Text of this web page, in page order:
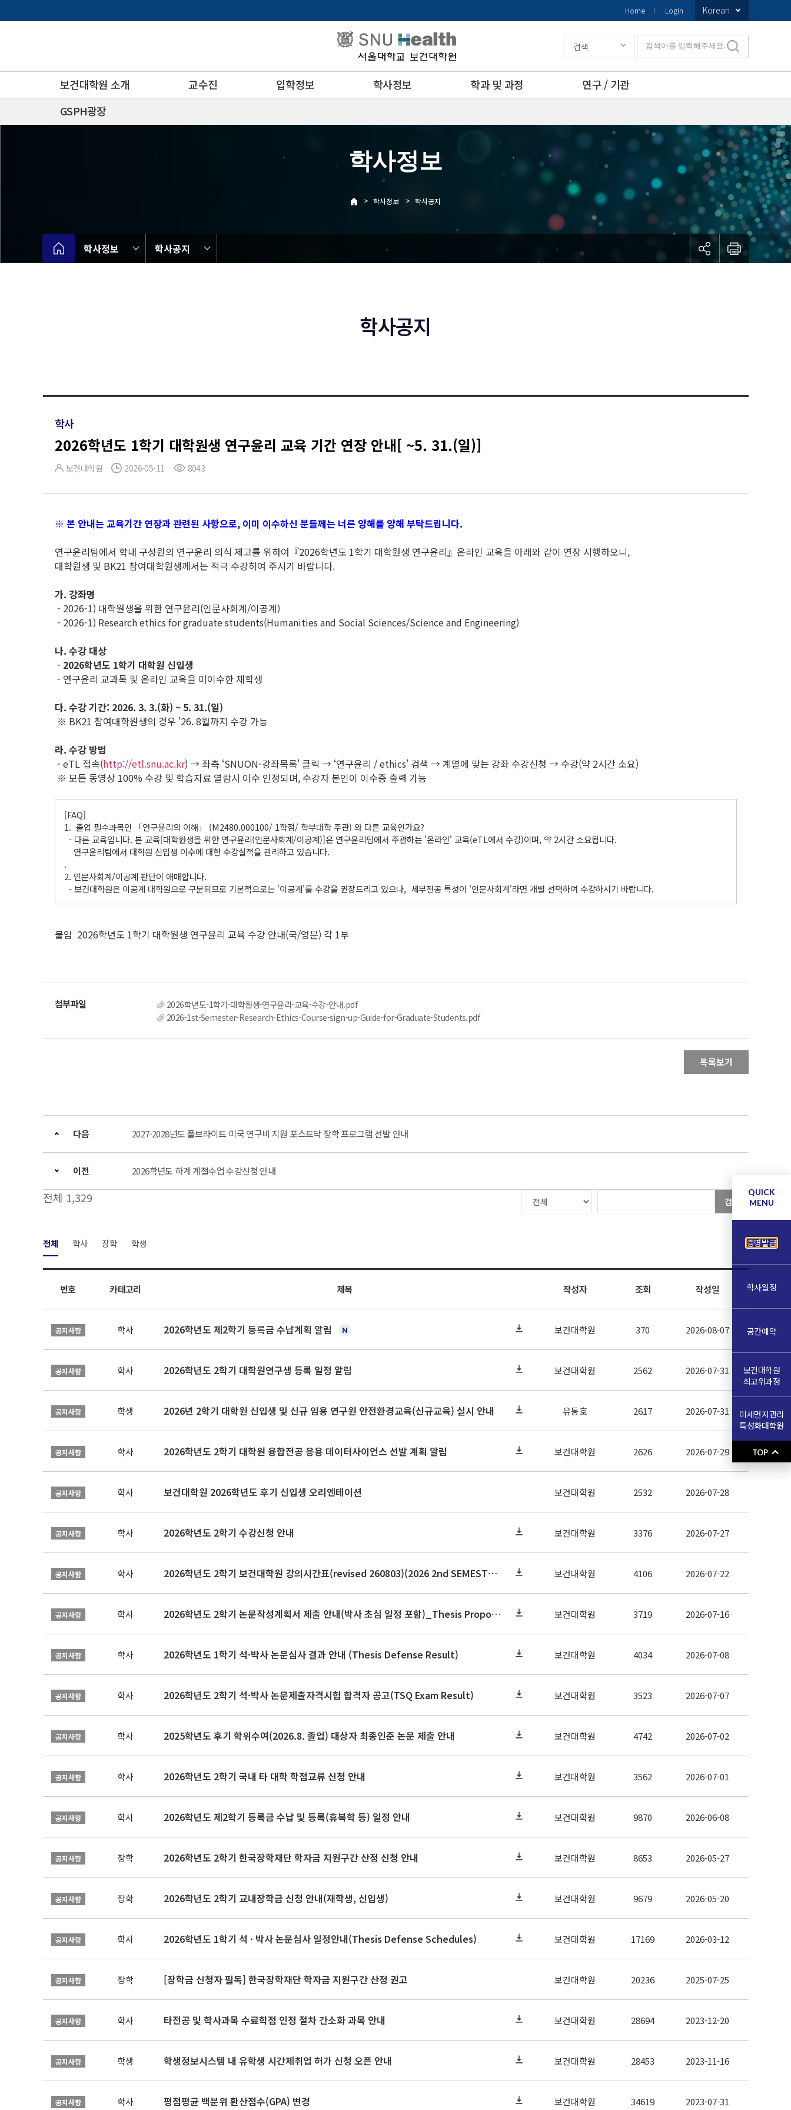
로
Home Login Korean
보건대학원 소개 교수진 입학정보 학사정보 학과 및 과정
연구 / 기관
GSPH광장
검색 검색어를 입력해주세요.
학사정보
> 학사정보 > 학사공지
학사정보 학사공지
학사공지
학사
2026학년도 1학기 대학원생 연구윤리 교육 기간 연장 안내[ ~5. 31.(일)]
보건대학원 2026-05-11 8043
※ 본 안내는 교육기간 연장과 관련된 사항으로, 이미 이수하신 분들께는 너른 양해를 양해 부탁드립니다.
연구윤리팀에서 학내 구성원의 연구윤리 의식 제고를 위하여『2026학년도 1학기 대학원생 연구윤리』온라인 교육을 아래와 같이 연장 시행하오니,
대학원생 및 BK21 참여대학원생께서는 적극 수강하여 주시기 바랍니다.
가. 강좌명
- 2026-1) 대학원생을 위한 연구윤리(인문사회계/이공계)
- 2026-1) Research ethics for graduate students(Humanities and Social Sciences/Science and Engineering)
나. 수강 대상
- 2026학년도 1학기 대학원 신입생
- 연구윤리 교과목 및 온라인 교육을 미이수한 재학생
다. 수강 기간: 2026. 3. 3.(화) ~ 5. 31.(일)
※ BK21 참여대학원생의 경우 '26. 8월까지 수강 가능
라. 수강 방법
- eTL 접속(http://etl.snu.ac.kr) → 좌측 ‘SNUON-강좌목록' 클릭 → ‘연구윤리 / ethics’ 검색 → 계열에 맞는 강좌 수강신청 → 수강(약 2시간 소요)
※ 모든 동영상 100% 수강 및 학습자료 열람시 이수 인정되며, 수강자 본인이 이수증 출력 가능
[FAQ]
1. 졸업 필수과목인 「연구윤리의 이해」 (M2480.000100/ 1학점/ 학부대학 주관) 와 다른 교육인가요?
- 다른 교육입니다. 본 교육[대학원생을 위한 연구윤리(인문사회계/이공계)]은 연구윤리팀에서 주관하는 '온라인' 교육(eTL에서 수강)이며, 약 2시간 소요됩니다.
연구윤리팀에서 대학원 신입생 이수에 대한 수강실적을 관리하고 있습니다.
.
2. 인문사회계/이공계 판단이 애매합니다.
- 보건대학원은 이공계 대학원으로 구분되므로 기본적으로는 '이공계'를 수강을 권장드리고 있으나, 세부전공 특성이 '인문사회계'라면 개별 선택하여 수강하시기 바랍니다.
붙임 2026학년도 1학기 대학원생 연구윤리 교육 수강 안내(국/영문) 각 1부
2026학년도-1학기-대학원생-연구윤리-교육-수강-안내.pdf
2026-1st-Semester-Research-Ethics-Course-sign-up-Guide-for-Graduate-Students.pdf
목록보기
다음 2027-2028년도 풀브라이트 미국 연구비 지원 포스트닥 장학 프로그램 선발 안내
이전 2026학년도 하계 계절수업 수강신청 안내
전체 1,329 검색
전체 학사 장학 학생
번호 카테고리 제목 작성자 조회 작성일
공지사항 학사 2026학년도 제2학기 등록금 수납계획 알림 보건대학원 370 2026-08-07
공지사항 학사 2026학년도 2학기 대학원연구생 등록 일정 알림 보건대학원 2562 2026-07-31
공지사항 학생 2026년 2학기 대학원 신입생 및 신규 임용 연구원 안전환경교육(신규교육) 실시 안내 유동호 2617 2026-07-31
공지사항 학사 2026학년도 2학기 대학원 융합전공 응용 데이터사이언스 선발 계획 알림 보건대학원 2626 2026-07-29
공지사항 학사 보건대학원 2026학년도 후기 신입생 오리엔테이션 보건대학원 2532 2026-07-28
공지사항 학사 2026학년도 2학기 수강신청 안내 보건대학원 3376 2026-07-27
공지사항 학사 2026학년도 2학기 보건대학원 강의시간표(revised 260803)(2026 2nd SEMESTER SNU GSPH TIMETABLE) 보건대학원 4106 2026-07-22
공지사항 학사 2026학년도 2학기 논문작성계획서 제출 안내(박사 초심 일정 포함)_Thesis Proposal 보건대학원 3719 2026-07-16
공지사항 학사 2026학년도 1학기 석·박사 논문심사 결과 안내 (Thesis Defense Result) 보건대학원 4034 2026-07-08
공지사항 학사 2026학년도 2학기 석·박사 논문제출자격시험 합격자 공고(TSQ Exam Result) 보건대학원 3523 2026-07-07
공지사항 학사 2025학년도 후기 학위수여(2026.8. 졸업) 대상자 최종인준 논문 제출 안내 보건대학원 4742 2026-07-02
공지사항 학사 2026학년도 2학기 국내 타 대학 학점교류 신청 안내 보건대학원 3562 2026-07-01
공지사항 학사 2026학년도 제2학기 등록금 수납 및 등록(휴복학 등) 일정 안내 보건대학원 9870 2026-06-08
공지사항 장학 2026학년도 2학기 한국장학재단 학자금 지원구간 산정 신청 안내 보건대학원 8653 2026-05-27
공지사항 장학 2026학년도 2학기 교내장학금 신청 안내(재학생, 신입생) 보건대학원 9679 2026-05-20
공지사항 학사 2026학년도 1학기 석 · 박사 논문심사 일정안내(Thesis Defense Schedules) 보건대학원 17169 2026-03-12
공지사항 장학 [장학금 신청자 필독] 한국장학재단 학자금 지원구간 산정 권고 보건대학원 20236 2025-07-25
공지사항 학사 타전공 및 학사과목 수료학점 인정 절차 간소화 과목 안내 보건대학원 28694 2023-12-20
공지사항 학생 학생정보시스템 내 유학생 시간제취업 허가 신청 오픈 안내 보건대학원 28453 2023-11-16
공지사항 학사 평점평균 백분위 환산점수(GPA) 변경 보건대학원 34619 2023-07-31
QUICK
MENU
증명발급
학사일정
공간예약
보건대학원
최고위과정
미세먼지관리
특성화대학원
TOP